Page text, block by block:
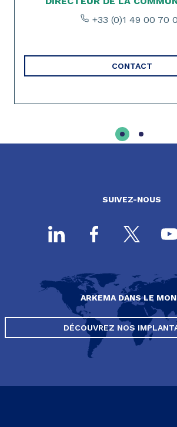
+33 (0)1 49 00 70
CONTACT
SUIVEZ-NOUS
ARKEMA DANS LE
DÉCOUVREZ NOS